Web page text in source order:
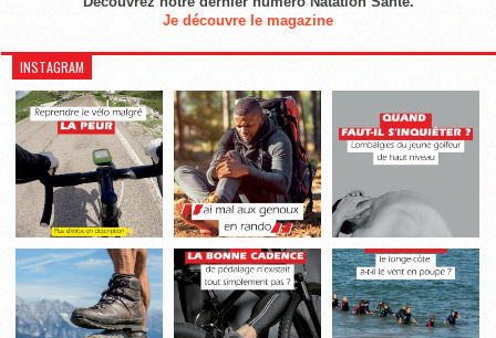
Je découvre le magazine
INSTAGRAM